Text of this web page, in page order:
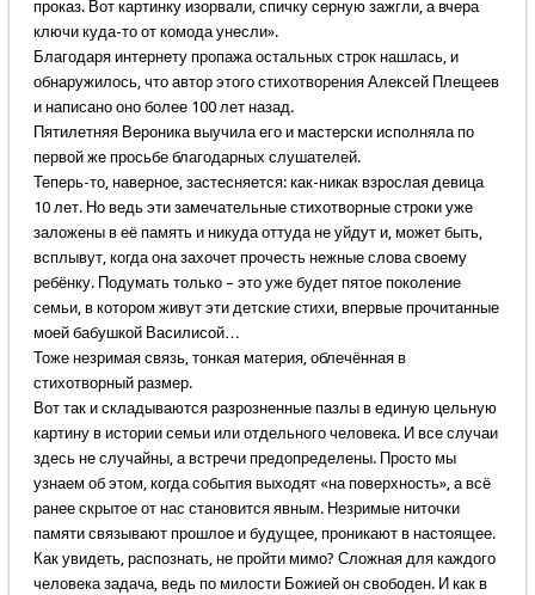
проказ. Вот картинку изорвали, спичку серную зажгли, а вчера
ключи куда-то от комода унесли».
Благодаря интернету пропажа остальных строк нашлась, и
обнаружилось, что автор этого стихотворения Алексей Плещеев
и написано оно более 100 лет назад.
Пятилетняя Вероника выучила его и мастерски исполняла по
первой же просьбе благодарных слушателей.
Теперь-то, наверное, застесняется: как-никак взрослая девица
10 лет. Но ведь эти замечательные стихотворные строки уже
заложены в её память и никуда оттуда не уйдут и, может быть,
всплывут, когда она захочет прочесть нежные слова своему
ребёнку. Подумать только – это уже будет пятое поколение
семьи, в котором живут эти детские стихи, впервые прочитанные
моей бабушкой Василисой…
Тоже незримая связь, тонкая материя, облечённая в
стихотворный размер.
Вот так и складываются разрозненные пазлы в единую цельную
картину в истории семьи или отдельного человека. И все случаи
здесь не случайны, а встречи предопределены. Просто мы
узнаем об этом, когда события выходят «на поверхность», а всё
ранее скрытое от нас становится явным. Незримые ниточки
памяти связывают прошлое и будущее, проникают в настоящее.
Как увидеть, распознать, не пройти мимо? Сложная для каждого
человека задача, ведь по милости Божией он свободен. И как в